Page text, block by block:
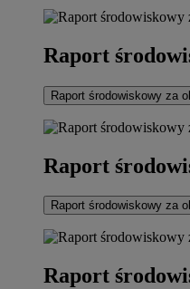
Raport
Raport środowiskowy za
Raport
Raport środowiskowy za
Raport